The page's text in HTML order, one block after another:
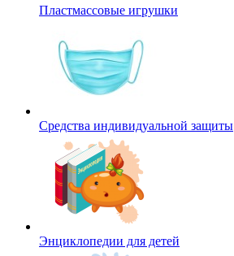
Пластмассовые игрушки
Средства индивидуальной защиты
Энциклопедии для детей